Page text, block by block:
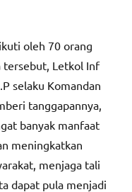
oleh 70 orang
tersebut, Letkol Inf
selaku Komandan
tanggapannya,
banyak manfaat
meningkatkan
menjaga tali
dapat pula menjadi